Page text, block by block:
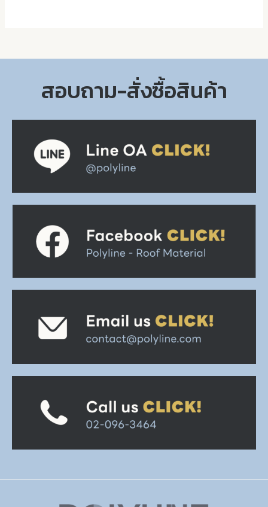
สอบถาม-สั่งซื้อสินค้า